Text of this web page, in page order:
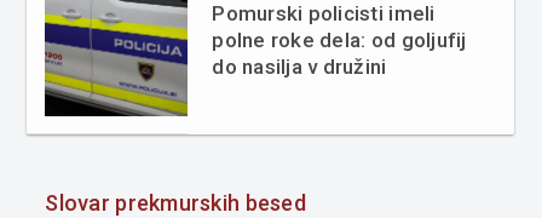
Pomurski policisti imeli
polne roke dela: od goljufij
do nasilja v družini
Slovar prekmurskih besed